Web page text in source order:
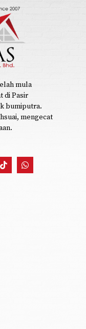
mula
di Pasir
bumiputra.
mengecat